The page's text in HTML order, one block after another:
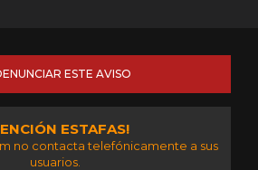
ESTE AVISO
ESTAFAS!
no contacta telefónicamente a sus
usuarios.